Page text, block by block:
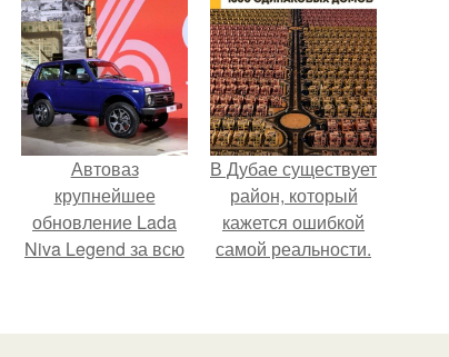
Автоваз
крупнейшее
обновление Lada
Niva Legend за всю
В Дубае существует
район, который
кажется ошибкой
самой реальности.